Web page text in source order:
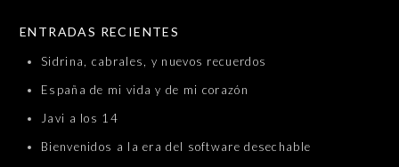
ENTRADAS RECIENTES
Sidrina, cabrales, y nuevos recuerdos
España de mi vida y de mi corazón
Javi a los 14
Bienvenidos a la era del software desechable